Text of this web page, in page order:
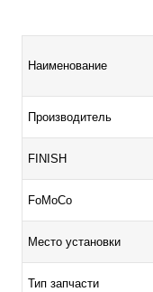
Наименование
Производитель
FINISH
FoMoCo
Место установки
Тип запчасти